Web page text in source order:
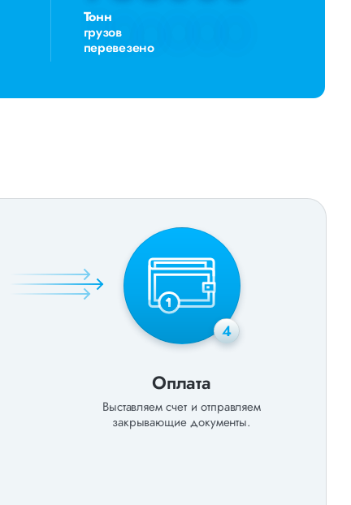
Тонн
грузов
перевезено
4
Оплата
Выставляем счет и отправляем
закрывающие документы.